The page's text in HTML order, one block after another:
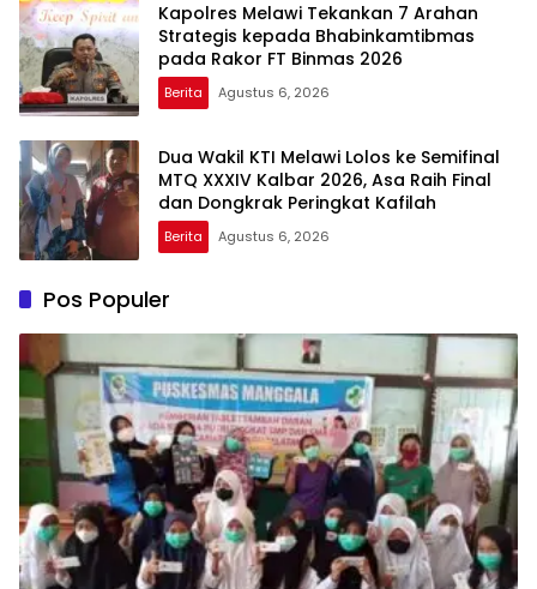
Kapolres Melawi Tekankan 7 Arahan
Strategis kepada Bhabinkamtibmas
pada Rakor FT Binmas 2026
Berita Agustus 6, 2026
Dua Wakil KTI Melawi Lolos ke Semifinal
MTQ XXXIV Kalbar 2026, Asa Raih Final
dan Dongkrak Peringkat Kafilah
Berita Agustus 6, 2026
Pos Populer